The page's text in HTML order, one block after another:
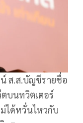
ส.ส.บัญชีรายชื่อ
บนทวิตเตอร์
ได้หวั่นไหวกับ